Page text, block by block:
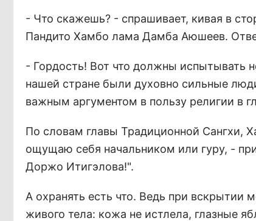
- Что скажешь? - спрашивает, кивая в
Пандито Хамбо лама Дамба Аюшеев.
- Гордость! Вот что должны испытывать
нашей стране были духовно сильные
важным аргументом в пользу религии в
По словам главы Традиционной Сангхи,
ощущаю себя начальником или гуру, -
Доржо Итигэлова!".
А охранять есть что. Ведь при
живого тела: кожа не истлела, глазные